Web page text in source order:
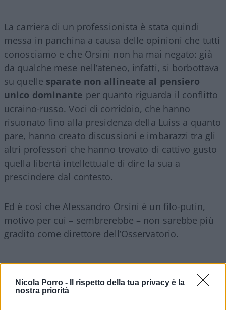
Nicola Porro -
Il rispetto della tua privacy è la
nostra priorità
La carriera di un professionista è stata quindi
messa in panchina a causa delle opinioni che tutti
conosciamo e che Orsini non ha mai negato: già
da qualche mese nell’ateneo, infatti, si borbottava
su quelle sparate non allineate al pensiero
unico dominante per quanto riguarda il conflitto
ucraino-russo. Voci di corridoio, che hanno
risuonato fino alla presidenza della Luiss a quanto
pare, hanno creato discussioni e imbarazzi tra gli
altri professori che hanno trovato di cattivo gusto
quella libertà intellettuale di dire la sua a
prescindere dal contesto.
Ed è così che Alessandro Orsini è un filo-putin,
motivo per cui – sembrerebbe – non sarebbe più
gradito come direttore dell’Osservatorio.
L’università, a riguardo, ha detto la sua: poche
parole e dritte al punto. “La Luiss comunica che